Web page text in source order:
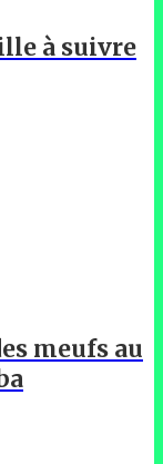
à suivre
meufs au